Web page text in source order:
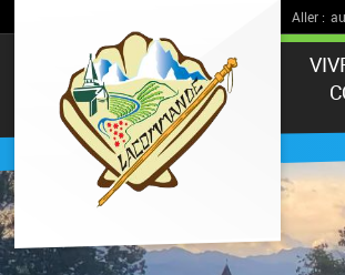
Aller :